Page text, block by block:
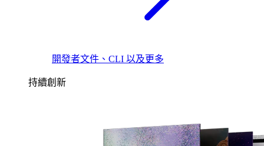
開發者文件、CLI 以及更多
持續創新